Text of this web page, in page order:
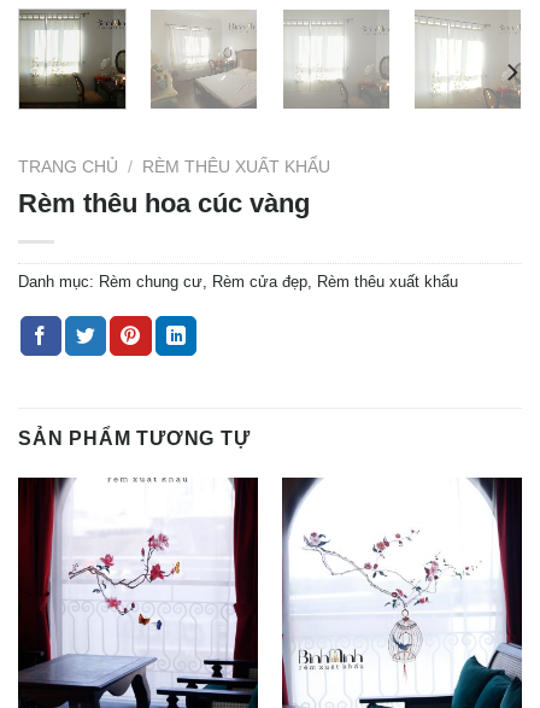
TRANG CHỦ / RÈM THÊU XUẤT KHẨU
Rèm thêu hoa cúc vàng
Danh mục: Rèm chung cư, Rèm cửa đẹp, Rèm thêu xuất khẩu
SẢN PHẨM TƯƠNG TỰ